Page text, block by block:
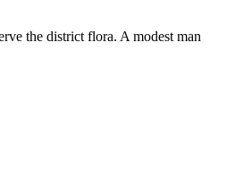
the district flora. A modest man